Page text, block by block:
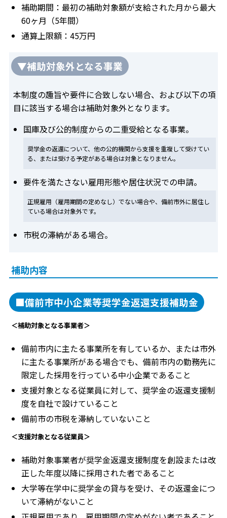
補助期間：最初の補助対象額が支給された月から最大
60ヶ月（5年間）
通算上限額：45万円
▼補助対象外となる事業
本制度の趣旨や要件に合致しない場合、および以下の項
目に該当する場合は補助対象外となります。
国庫及び公的制度からの二重受給となる事業。
奨学金の返還について、他の公的機関から支援を重複して受けてい
る、または受ける予定がある場合は対象となりません。
要件を満たさない雇用形態や居住状況での申請。
正規雇用（雇用期間の定めなし）でない場合や、備前市外に居住し
ている場合は対象外です。
市税の滞納がある場合。
補助内容
■備前市中小企業等奨学金返還支援補助金
＜補助対象となる事業者＞
備前市内に主たる事業所を有しているか、または市外
に主たる事業所がある場合でも、備前市内の勤務先に
限定した採用を行っている中小企業であること
支援対象となる従業員に対して、奨学金の返還支援制
度を自社で設けていること
備前市の市税を滞納していないこと
＜支援対象となる従業員＞
補助対象事業者が奨学金返還支援制度を創設または改
正した年度以降に採用された者であること
大学等在学中に奨学金の貸与を受け、その返還金につ
いて滞納がないこと